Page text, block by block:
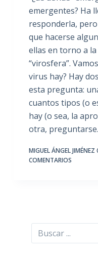
emergentes? Ha
responderla,
que hacerse
ellas en torno a
“virosfera”.
virus hay? Hay
esta pregunta:
cuantos tipos (o
hay (o sea, la
otra,
MIGUEL ÁNGEL JIMÉNEZ
COMENTARIOS
Buscar